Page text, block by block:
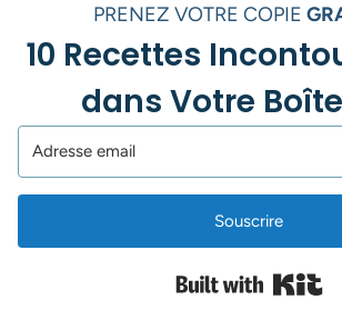
PRENEZ VOTRE COPIE
10 Recettes
dans Votre
Souscrire